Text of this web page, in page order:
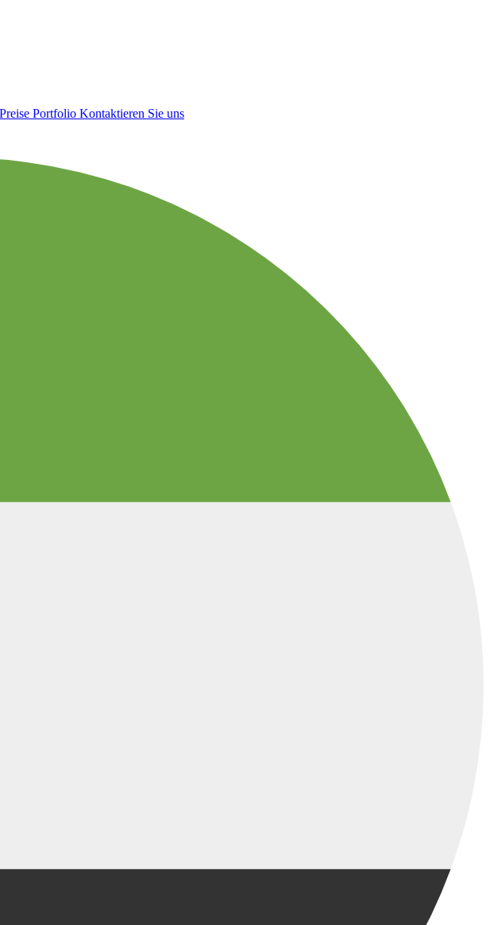
Preise Portfolio Kontaktieren Sie uns